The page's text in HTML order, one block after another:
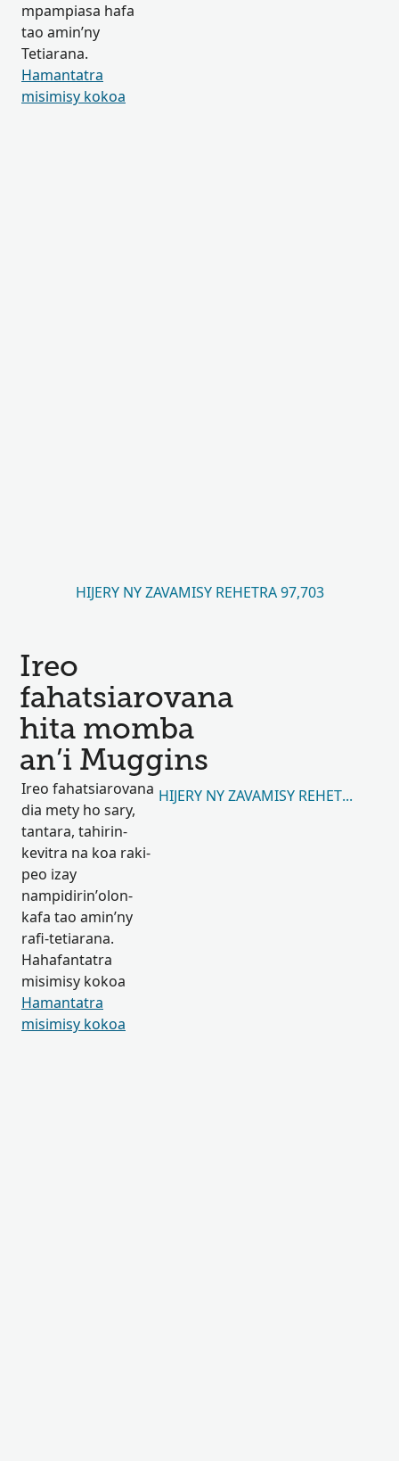
mpampiasa hafa
tao amin’ny
Tetiarana.
Hamantatra
misimisy kokoa
HIJERY NY ZAVAMISY REHETRA 97,703
Ireo
fahatsiarovana
hita momba
an’i Muggins
Ireo fahatsiarovana
dia mety ho sary,
tantara, tahirin-
kevitra na koa raki-
peo izay
nampidirin’olon-
kafa tao amin’ny
rafi-tetiarana.
Hahafantatra
misimisy kokoa
Hamantatra
misimisy kokoa
HIJERY NY ZAVAMISY REHETRA 38